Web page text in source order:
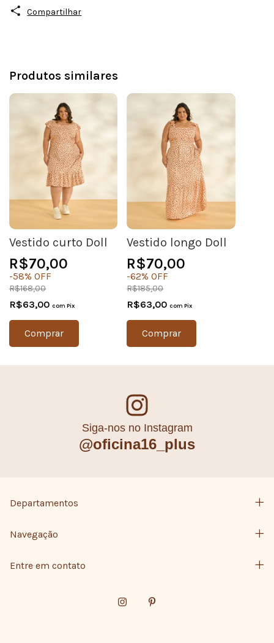
Compartilhar
Produtos similares
Vestido curto Doll
R$70,00
-58% OFF
R$168,00
R$63,00 com Pix
Comprar
Vestido longo Doll
R$70,00
-62%OFF
R$185,00
R$63,00com Pix
Comprar
Siga-nos no Instagram
@oficina16_plus
Departamentos
Navegação
Entre em contato